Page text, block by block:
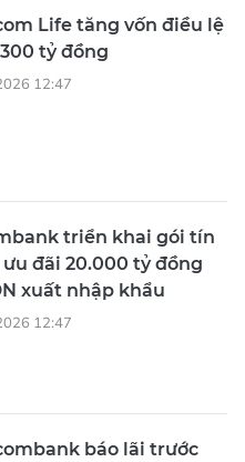
Life tăng vốn điều lệ
tỷ đồng
12:47
triển khai gói tín
đãi 20.000 tỷ đồng
xuất nhập khẩu
12:47
báo lãi trước